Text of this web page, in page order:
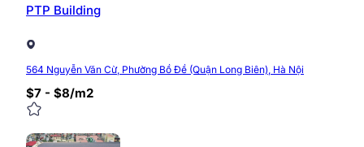
PTP Building
564 Nguyễn Văn Cừ, Phường Bồ Đề (Quận Long Biên), Hà Nội
$7 - $8/m2